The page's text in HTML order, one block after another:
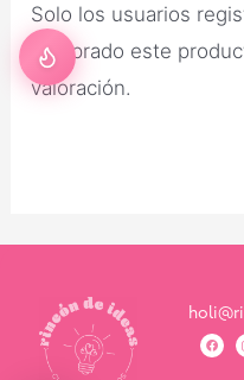
Solo los usuarios
comprado este
valoración.